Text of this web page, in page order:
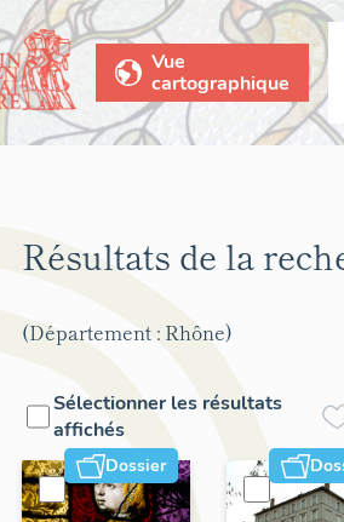
Vue
cartographique
Résultats de la
(Département : Rhône)
Sélectionner les résultats
affichés
Dossier